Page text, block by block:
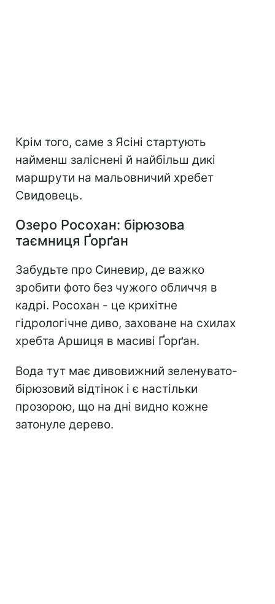
Крім того, саме з Ясіні стартують
найменш заліснені й найбільш дикі
маршрути на мальовничий хребет
Свидовець.
Озеро Росохан: бірюзова
таємниця Ґорґан
Забудьте про Синевир, де важко
зробити фото без чужого обличчя в
кадрі. Росохан - це крихітне
гідрологічне диво, заховане на схилах
хребта Аршиця в масиві Ґорґан.
Вода тут має дивовижний зеленувато-
бірюзовий відтінок і є настільки
прозорою, що на дні видно кожне
затонуле дерево.